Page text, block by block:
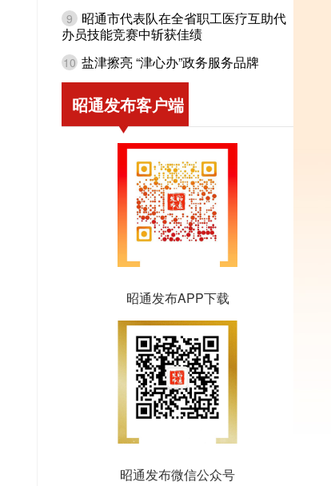
9
昭通市代表队在全省职工医疗互助代
办员技能竞赛中斩获佳绩
10 盐津擦亮 “津心办”政务服务品牌
昭通发布客户端
昭通发布APP下载
昭通发布微信公众号